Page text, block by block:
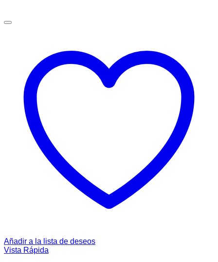
Añadir a la lista de deseos
Vista Rápida